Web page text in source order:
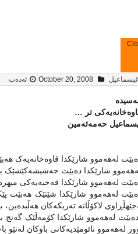
ئیسماعیل October 20, 2008 ئەدەب
تر …
حەمەئەمین
لەهەموو شارێکدا قاوەخانەیەک
شارێکدا دەبێت حەشیشەکێشێک
لەهەموو شارێکدا قەحبەیەکی
لەهەموو شارێکدا شێتێک هەبێت
لاکۆڵانە تەریکەکان هەڵبدەین،
لەهەموو شارێکدا کۆمەڵێک گەنج
لەهەموو نائومێدیەکانی باوکان